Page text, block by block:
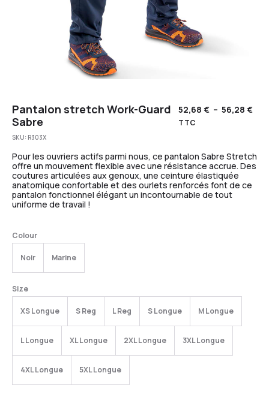
Pantalon stretch Work-Guard
Sabre
52,68€ – 56,28€
TTC
SKU: R303X
Pour les ouvriers actifs parmi nous, ce pantalon Sabre Stretch
offre un mouvement flexible avec une résistance accrue. Des
coutures articulées aux genoux, une ceinture élastiquée
anatomique confortable et des ourlets renforcés font de ce
pantalon fonctionnel élégant un incontournable de tout
uniforme de travail !
Colour
Noir Marine
Size
XS Longue S Reg L Reg S Longue M Longue
L Longue XL Longue 2XL Longue 3XL Longue
4XL Longue 5XL Longue